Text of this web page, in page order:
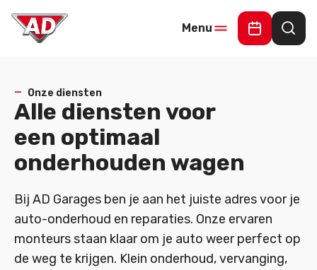
Menu
Online
Onze diensten
Alle diensten voor
een optimaal
onderhouden wagen
Bij AD Garages ben je aan het juiste adres voor je
auto-onderhoud en reparaties. Onze ervaren
monteurs staan klaar om je auto weer perfect op
de weg te krijgen. Klein onderhoud, vervanging,